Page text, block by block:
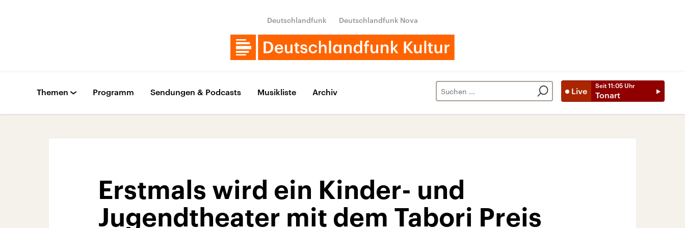
Deutschlandfunk Deutschlandfunk Nova
Live
Seit 11:05 Uhr
Tonart
Themen Programm Sendungen & Podcasts Musikliste Archiv
Erstmals wird ein Kinder- und
Jugendtheater mit dem Tabori Preis